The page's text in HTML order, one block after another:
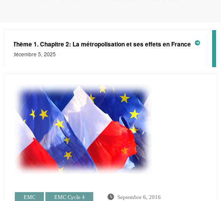
Thème 1. Chapitre 2: La métropolisation et ses effets en France
décembre 5, 2025
Club
EMC EMC Cycle 4 Septembre 6, 2016